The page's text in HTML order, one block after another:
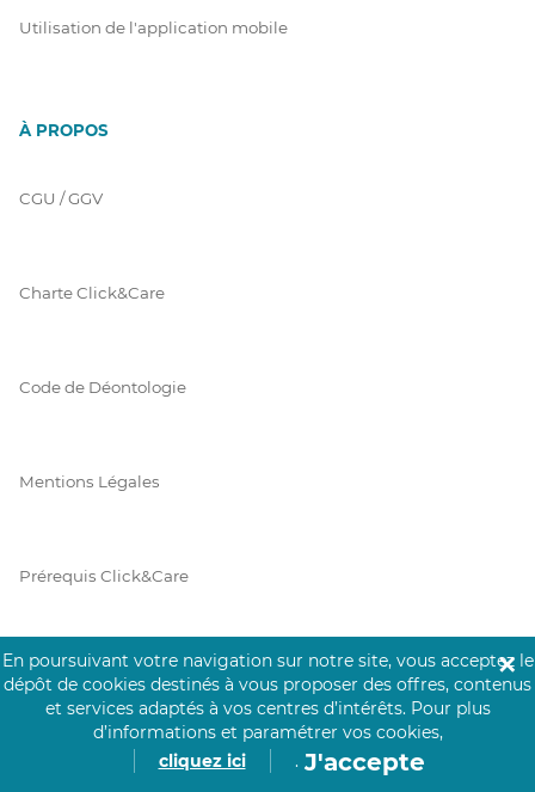
Utilisation de l'application mobile
À PROPOS
CGU / GGV
Charte Click&Care
Code de Déontologie
Mentions Légales
Prérequis Click&Care
Protection des Données
En poursuivant votre navigation sur notre site, vous acceptez le
dépôt de cookies destinés à vous proposer des offres, contenus
et services adaptés à vos centres d’intérêts. Pour plus
d’informations et paramétrer vos cookies,
cliquez ici
. J'accepte
✕